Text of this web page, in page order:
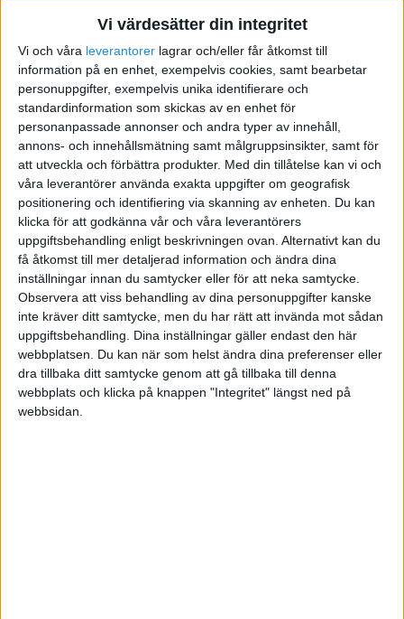
Vi värdesätter din integritet
Vi och våra leverantorer lagrar och/eller får åtkomst till
information på en enhet, exempelvis cookies, samt bearbetar
personuppgifter, exempelvis unika identifierare och
standardinformation som skickas av en enhet för
personanpassade annonser och andra typer av innehåll,
annons- och innehållsmätning samt målgruppsinsikter, samt för
att utveckla och förbättra produkter. Med din tillåtelse kan vi och
våra leverantörer använda exakta uppgifter om geografisk
positionering och identifiering via skanning av enheten. Du kan
klicka för att godkänna vår och våra leverantörers
uppgiftsbehandling enligt beskrivningen ovan. Alternativt kan du
få åtkomst till mer detaljerad information och ändra dina
inställningar innan du samtycker eller för att neka samtycke.
Observera att viss behandling av dina personuppgifter kanske
inte kräver ditt samtycke, men du har rätt att invända mot sådan
uppgiftsbehandling. Dina inställningar gäller endast den här
webbplatsen. Du kan när som helst ändra dina preferenser eller
dra tillbaka ditt samtycke genom att gå tillbaka till denna
webbplats och klicka på knappen "Integritet" längst ned på
webbsidan.
Skriv svar
Sverigesök - bluff?
2011-01-18 06:48
Vill varna för företaget/söktjänsten
sverigesok.se som känns som ett riktigt
blufföretag. En googling bekräftar detta. De
ringde mig idag och sa att jag nu legat uppe
gratis ett år och att förlänga skulle kosta
2000kr-någonting.
Fler som har råkat ut för dessa?
The Ascent: Ny Youtube-kanal för män i en vilsen värld